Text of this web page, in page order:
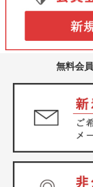
無料会